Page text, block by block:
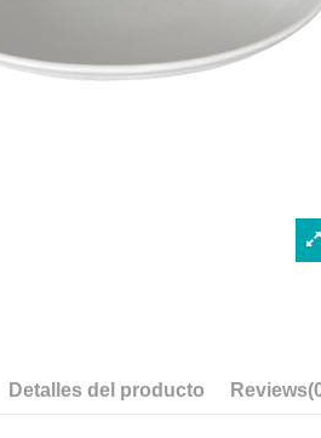
Detalles del producto Reviews